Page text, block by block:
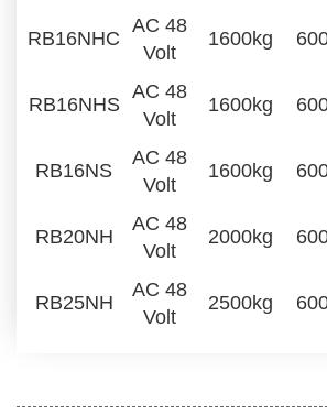
RB16NHC
AC 48
Volt
1600kg
RB16NHS
AC 48
Volt
1600kg
RB16NS
AC 48
Volt
1600kg
RB20NH
AC 48
Volt
2000kg
RB25NH
AC 48
Volt
2500kg